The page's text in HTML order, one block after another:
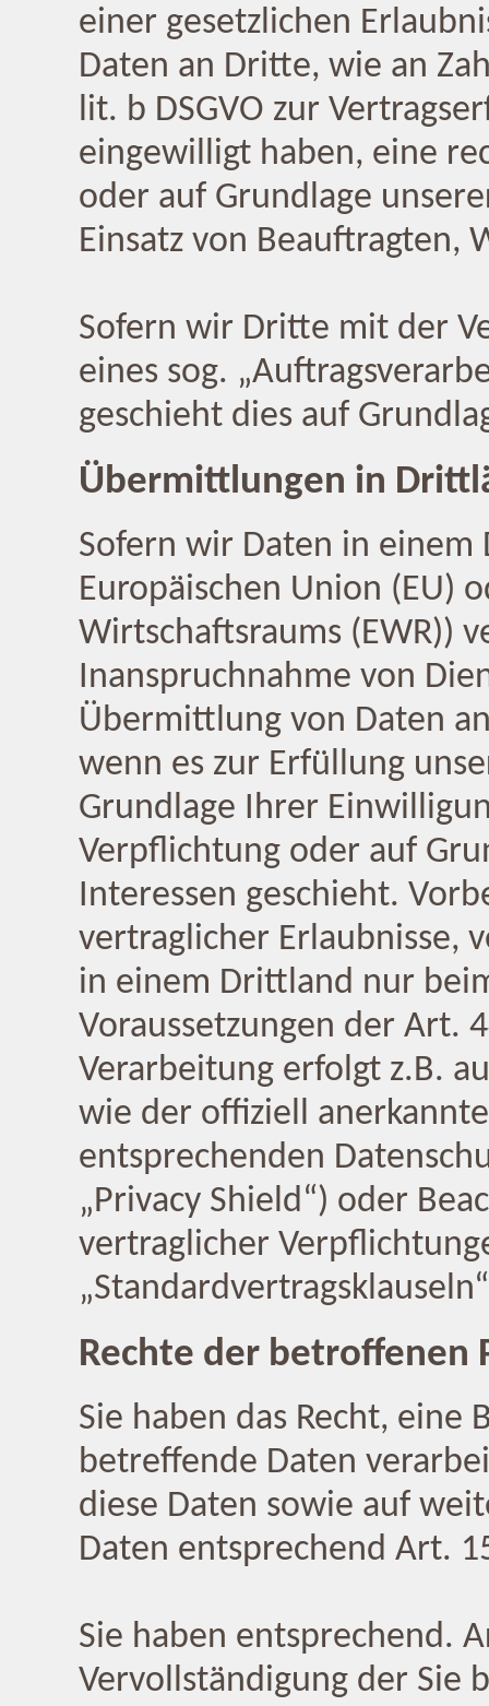
einer gesetzlichen
Daten an Dritte, wie an
lit. b DSGVO zur
eingewilligt haben, eine
oder auf Grundlage
Einsatz von Beauftragten,
Sofern wir Dritte mit der
eines sog.
geschieht dies auf
Übermittlungen in
Sofern wir Daten in
Europäischen Union (EU)
Wirtschaftsraums (EWR))
Inanspruchnahme von
Übermittlung von Daten
wenn es zur Erfüllung
Grundlage Ihrer
Verpflichtung oder auf
Interessen geschieht.
vertraglicher Erlaubnisse,
in einem Drittland nur
Voraussetzungen der Art.
Verarbeitung erfolgt z.B.
wie der offiziell
entsprechenden
„Privacy Shield“) oder
vertraglicher
Rechte der betroffenen
Sie haben das Recht, eine
betreffende Daten
diese Daten sowie auf
Daten entsprechend Art.
Sie haben entsprechend.
Vervollständigung der Sie